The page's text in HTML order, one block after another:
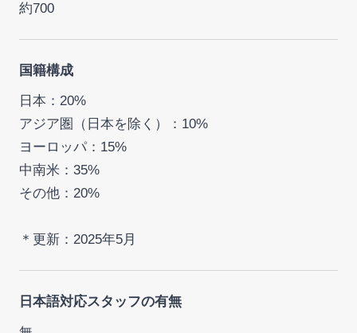
約700
国籍構成
日本：20%
アジア圏（日本を除く）：10%
ヨーロッパ：15%
中南米：35%
その他：20%
＊更新：2025年5月
日本語対応スタッフの有無